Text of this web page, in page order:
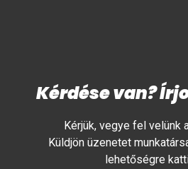
Kérdése van?
Kérjük, vegye fel velünk
Küldjön üzenetet
lehetőségre